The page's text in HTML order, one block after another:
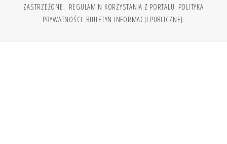
ZASTRZEŻONE. REGULAMIN KORZYSTANIA Z PORTALU POLITYKA
PRYWATNOŚCI BIULETYN INFORMACJI PUBLICZNEJ